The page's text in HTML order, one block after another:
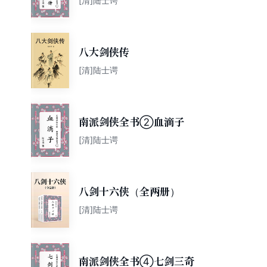
八大剑侠传
[清]陆士谔
南派剑侠全书②血滴子
[清]陆士谔
八剑十六侠（全两册）
[清]陆士谔
南派剑侠全书④七剑三奇